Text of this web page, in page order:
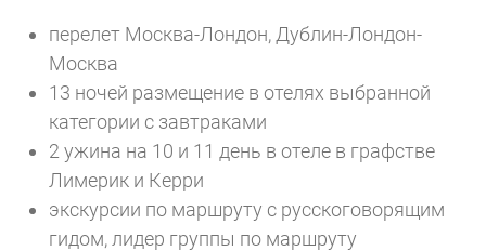
перелет Москва-Лондон, Дублин-Лондон-
Москва
13 ночей размещение в отелях выбранной
категории с завтраками
2 ужина на 10 и 11 день в отеле в графстве
Лимерик и Керри
экскурсии по маршруту с русскоговорящим
гидом, лидер группы по маршруту